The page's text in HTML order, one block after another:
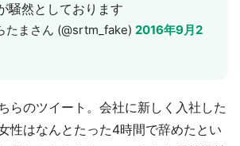
騒然としております
まさん (@srtm_fake) 2016年9月2
らのツイート。会社に新しく入社した
性はなんとたった4時間で辞めたとい